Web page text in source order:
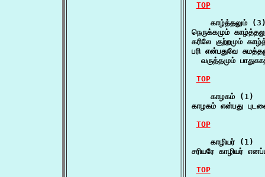
TOP
காழ்த்தலும்
நெருக்கமும்
கரிலே குற்றமும்
பரி என்பதுவே
வருத்தமும்
TOP
    காழகம் (1)
காழகம் என்பது
TOP
    காழியர் (1)
சரியரே காழியர்
TOP